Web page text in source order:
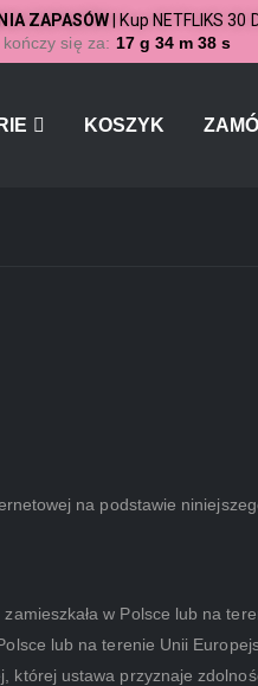
ZAPASÓW | Kup NETFLIKS 30
się za: 17 g 34 m 38 s
KOSZYK
na podstawie
w Polsce lub na
lub na terenie Unii
ustawa przyznaje